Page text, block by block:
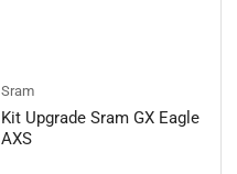
Sram
Kit Upgrade Sram GX Eagle
AXS